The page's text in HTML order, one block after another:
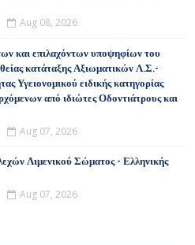
Aug 08, 2026
και επιλαχόντων υποψηφίων του
κατάταξης Αξιωματικών Λ.Σ.-
Υγειονομικού ειδικής κατηγορίας
από ιδιώτες Οδοντιάτρους και
Aug 07, 2026
Λιμενικού Σώματος - Ελληνικής
Aug 07, 2026